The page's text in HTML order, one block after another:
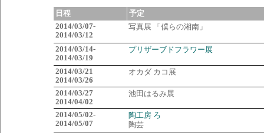
日程
予定
2014/03/07-
2014/03/12
写真展 「僕らの湘南」
2014/03/14-
2014/03/19
プリザーブドフラワー展
2014/03/21
2014/03/26
オカダ カコ展
2014/03/27
2014/04/02
池田はるみ展
2014/05/02-
2014/05/07
陶工房 ろ
陶芸